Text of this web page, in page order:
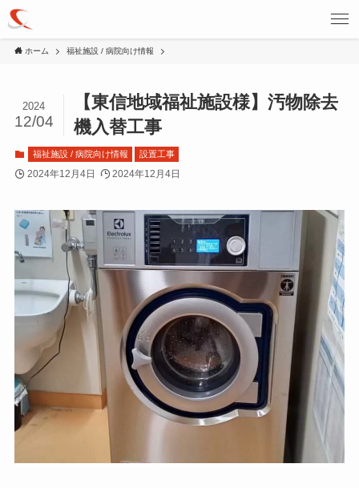
ホーム 福祉施設 / 病院向け情報
【東信地域福祉施設様】汚物除去
機入替工事
2024
12/04
福祉施設 / 病院向け情報 設置工事
2024年12月4日 2024年12月4日